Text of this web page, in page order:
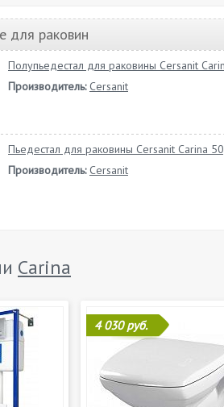
для раковин
Полупьедестал для раковины Cersanit
Производитель: Cersanit
Пьедестал для раковины Cersanit Carina
Производитель: Cersanit
Carina
4 030 руб.